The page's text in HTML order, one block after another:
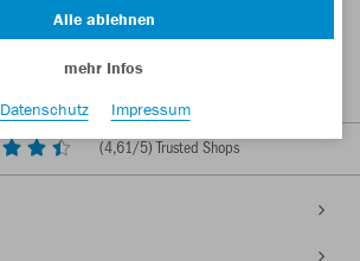
(4,61/5) Trusted Shops
Alle ablehnen
mehr Infos
Datenschutz
Impressum